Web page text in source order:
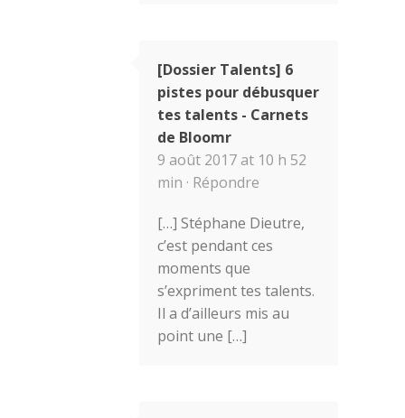
[Dossier Talents] 6
pistes pour débusquer
tes talents - Carnets
de Bloomr
9 août 2017 at 10 h 52
min · Répondre
[…] Stéphane Dieutre,
c’est pendant ces
moments que
s’expriment tes talents.
Il a d’ailleurs mis au
point une […]